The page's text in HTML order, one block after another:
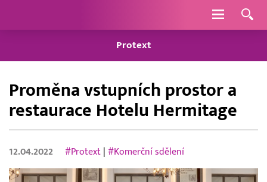
Navigace
Protext
Proměna vstupních prostor a
restaurace Hotelu Hermitage
12.04.2022 #Protext |#Komerční sdělení